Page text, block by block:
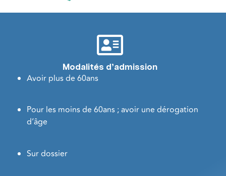
Modalités d’admission
Avoir plus de 60ans
Pour les moins de 60ans ; avoir une dérogation
d’âge
Sur dossier